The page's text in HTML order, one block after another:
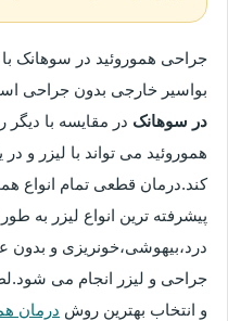
جراحی هموروئید در سوهانک
بواسیر خارجی بدون جراحی
در سوهانک در مقایسه با دیگر
هموروئید می تواند با لیزر و
کند.درمان قطعی تمام انواع
پیشرفته ترین انواع لیزر به
درد،بیهوشی،خونریزی و
جراحی و لیزر انجام می
و انتخاب بهترین روش درمان